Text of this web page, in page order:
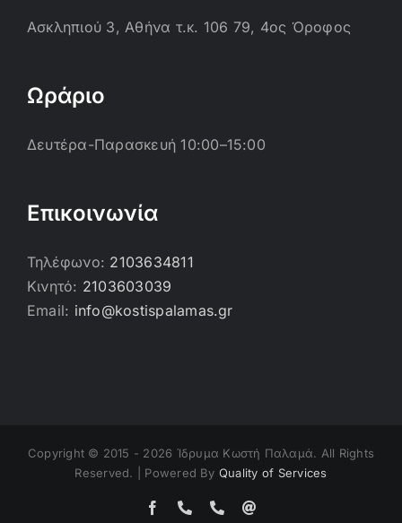
Ασκληπιού 3, Αθήνα τ.κ. 106 79, 4ος Όροφος
Ωράριο
Δευτέρα-Παρασκευή 10:00–15:00
Επικοινωνία
Τηλέφωνο: 2103634811
Κινητό: 2103603039
Email: info@kostispalamas.gr
Copyright © 2015 - 2026 Ίδρυμα Κωστή Παλαμά. All Rights
Reserved. | Powered By Quality of Services
FacebookΤηλέφωνο
Τηλέφωνο